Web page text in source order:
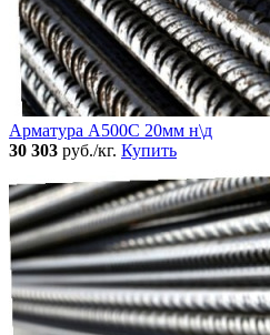
Арматура А500С 20мм н\д
30 303 руб./кг. Купить